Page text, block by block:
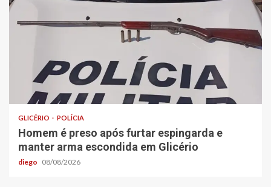
GLICÉRIO POLÍCIA
Homem é preso após furtar espingarda e
manter arma escondida em Glicério
diego 08/08/2026